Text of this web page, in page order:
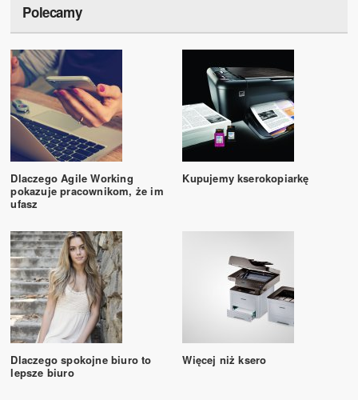
Polecamy
Dlaczego Agile Working
pokazuje pracownikom, że im
ufasz
Kupujemy kserokopiarkę
Dlaczego spokojne biuro to
lepsze biuro
Więcej niż ksero